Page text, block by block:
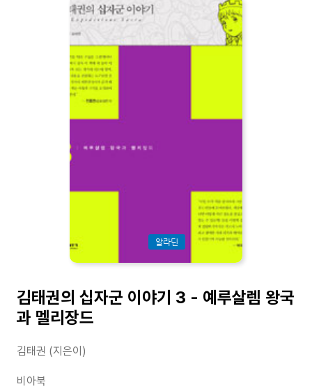
알라딘
김태권의 십자군 이야기 3 - 예루살렘 왕국
과 멜리장드
김태권 (지은이)
비아북